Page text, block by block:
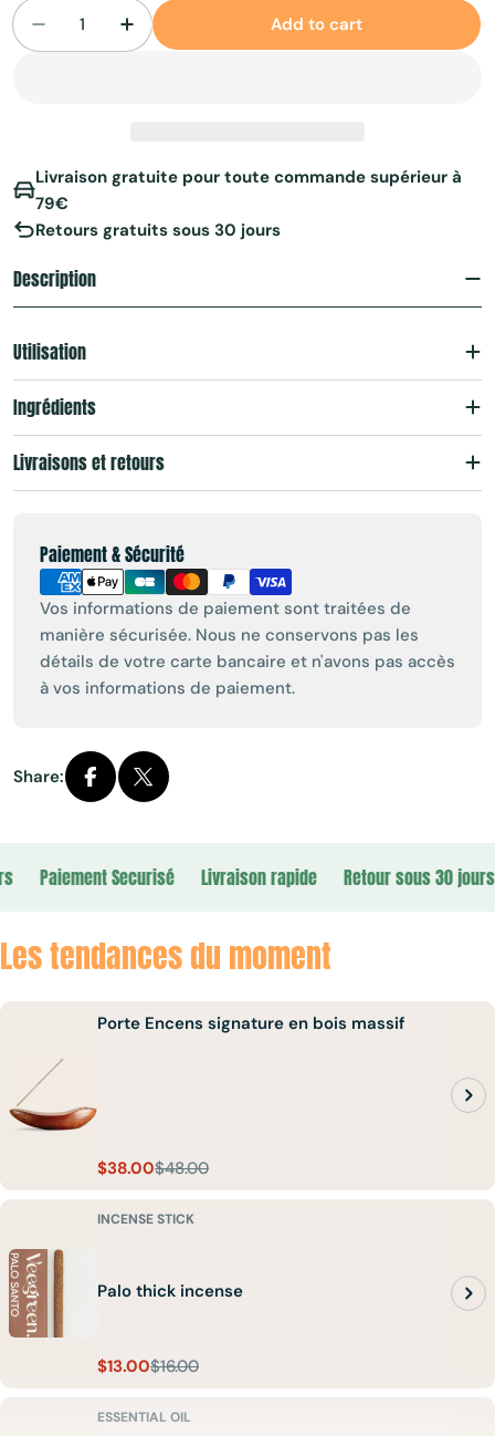
Decrease quantity for Mug Matcha Isotherme
Increase quantity for Mug Matcha
Add to cart
Livraison gratuite pour toute commande supérieur à
79€
Retours gratuits sous 30 jours
Description
Utilisation
Ingrédients
Livraisons et retours
Paiement & Sécurité
Payment
methods
Vos informations de paiement sont traitées de
manière sécurisée. Nous ne conservons pas les
détails de votre carte bancaire et n'avons pas accès
à vos informations de paiement.
Share:
Paiement Securisé Livraison rapide Retour sous 30 jours
Les tendances du moment
Porte Encens signature en bois massif
Sale
price
$38.00
Regular
price
$48.00
INCENSE STICK
Palo thick incense
Sale
price
$13.00
Regular
price
$16.00
ESSENTIAL OIL